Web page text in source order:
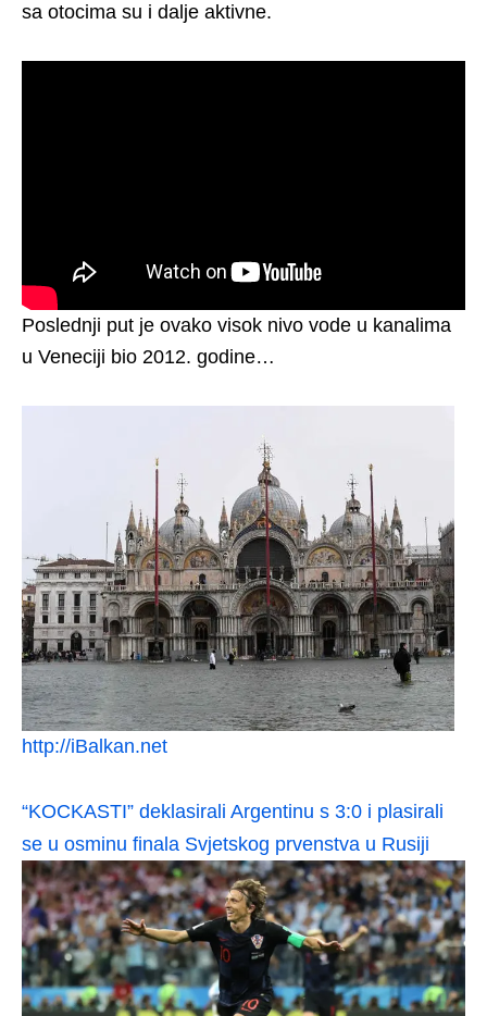
sa otocima su i dalje aktivne.
Poslednji put je ovako visok nivo vode u kanalima
u Veneciji bio 2012. godine…
http://iBalkan.net
“KOCKASTI” deklasirali Argentinu s 3:0 i plasirali
se u osminu finala Svjetskog prvenstva u Rusiji